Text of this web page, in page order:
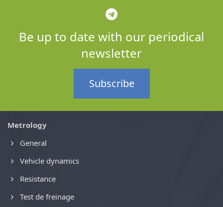
Be up to date with our periodical
newsletter
Subscribe
Metrology
General
Vehicle dynamics
Resistance
Test de freinage